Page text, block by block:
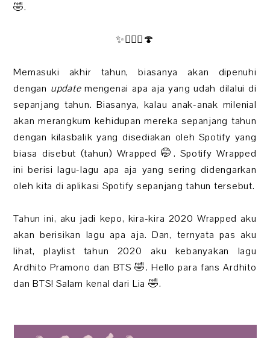
🤣.
✨🧚🏻‍♀️🍄
Memasuki akhir tahun, biasanya akan dipenuhi
dengan updatemengenai apa aja yang udah dilalui di
sepanjang tahun. Biasanya, kalau anak-anak milenial
akan merangkum kehidupan mereka sepanjang tahun
dengan kilasbalik yang disediakan oleh Spotify yang
biasa disebut (tahun) Wrapped 🤭. Spotify Wrapped
ini berisi lagu-lagu apa aja yang sering didengarkan
oleh kita di aplikasi Spotify sepanjang tahun tersebut.
Tahun ini, aku jadi kepo, kira-kira 2020 Wrapped aku
akan berisikan lagu apa aja. Dan, ternyata pas aku
lihat, playlist tahun 2020 aku kebanyakan lagu
Ardhito Pramono dan BTS 🤣. Hello para fans Ardhito
dan BTS! Salam kenal dari Lia 🤣.